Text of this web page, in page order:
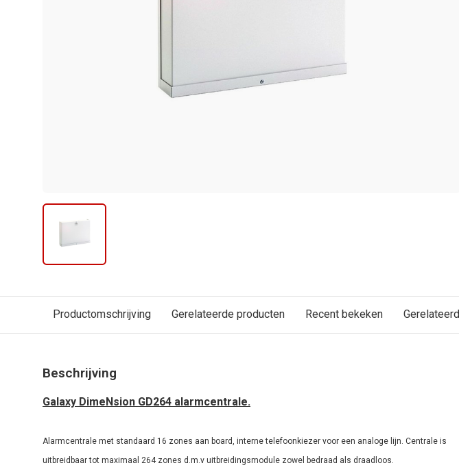
Productomschrijving Gerelateerde producten Recent bekeken
Beschrijving
Galaxy DimeNsion GD264 alarmcentrale.
Alarmcentrale met standaard 16 zones aan board, interne telefoonkiezer voor een analoge lijn. Centrale is
uitbreidbaar tot maximaal 264 zones d.m.v uitbreidingsmodule zowel bedraad als draadloos.